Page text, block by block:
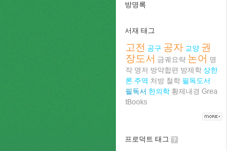
방명록
서재 태그
고전 공구 공자 교양 권
장도서 금궤요략 논어 명
작 명저 방약합편 방제학 상한
론 주역 처방 철학 필독도서
필독서 한의학 황제내경 Grea
tBooks
프로덕트 태그